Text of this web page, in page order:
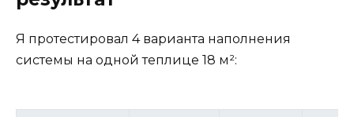
Я протестировал 4 варианта наполнения
системы на одной теплице 18 м²: